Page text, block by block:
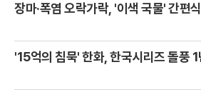
장마·폭염 오락가락, '이색 국물' 간편
'15억의 침묵' 한화, 한국시리즈 돌풍 1